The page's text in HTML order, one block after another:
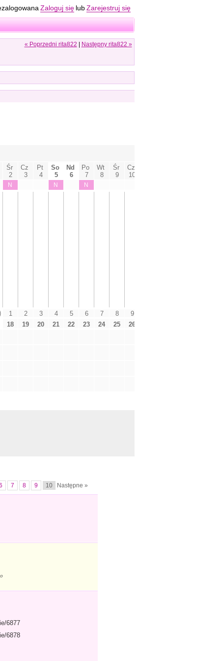
Zaloguj się lub Zarejestruj się
« Poprzedni rita822 Następny rita822 »
7 8 9 10 Następne »
6877
6878